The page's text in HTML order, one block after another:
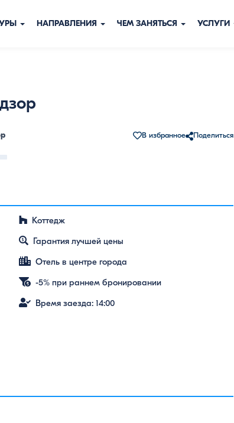
НАПРАВЛЕНИЯ ЧЕМ ЗАНЯТЬСЯ УСЛУГИ
В избранное
Поделиться
Просмотреть все
Коттедж
Гарантия лучшей цены
Отель в центре города
-5% при раннем бронировании
Время заезда: 14:00